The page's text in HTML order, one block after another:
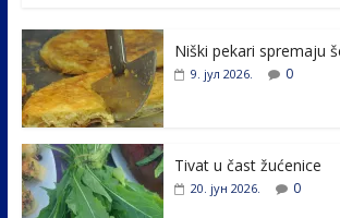
e
b
o
o
k
itt
er e
er
e
Niški pekari spremaju
9. јул 2026. 0
Tivat u čast žućenice
20. јун 2026. 0